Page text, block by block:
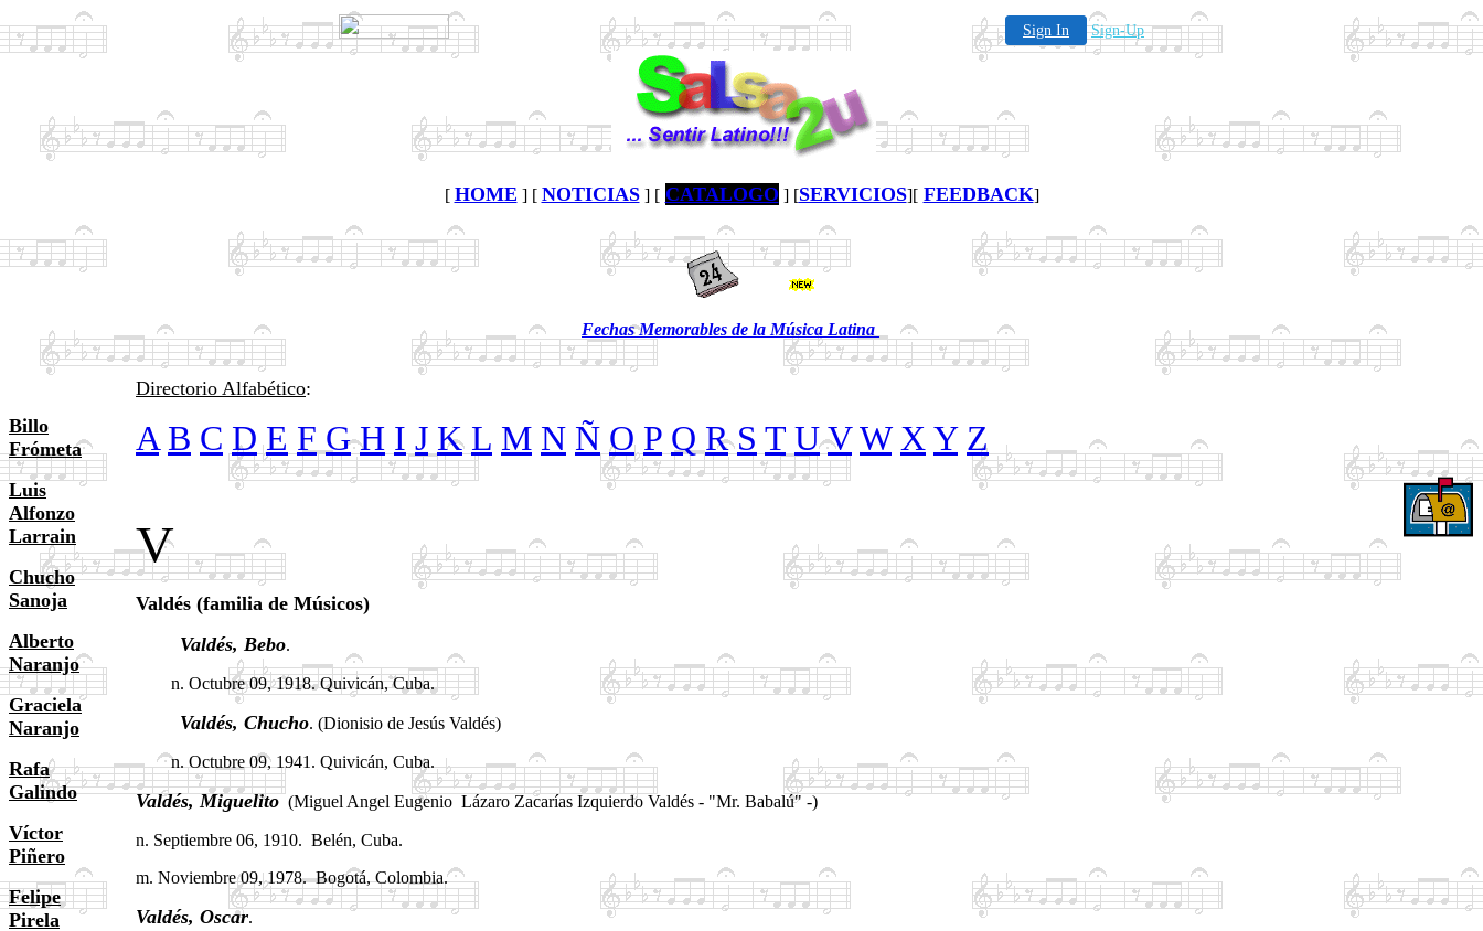
Sign In Sign-Up
[ HOME ] [ NOTICIAS] [ CATALOGO ] [SERVICIOS][ FEEDBACK]
Fechas Memorables de la Música Latina
Billo
Frómeta
Luis
Alfonzo
Larrain
Chucho
Sanoja
Alberto
Naranjo
Graciela
Naranjo
Rafa
Galindo
Víctor
Piñero
Felipe
Pirela
Directorio Alfabético:
A B C D E F G H I J K L M N Ñ O P Q R S T UVW X Y Z
V
Valdés (familia de Músicos)
Valdés, Bebo.
n. Octubre 09, 1918. Quivicán, Cuba.
Valdés, Chucho. (Dionisio de Jesús Valdés)
n. Octubre 09, 1941. Quivicán, Cuba.
Valdés, Miguelito (Miguel Angel Eugenio Lázaro Zacarías Izquierdo Valdés - "Mr. Babalú" -)
n. Septiembre 06, 1910. Belén, Cuba.
m. Noviembre 09, 1978. Bogotá, Colombia.
Valdés, Oscar.